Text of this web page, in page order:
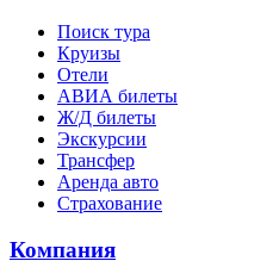
Поиск тура
Круизы
Отели
АВИА билеты
Ж/Д билеты
Экскурсии
Трансфер
Аренда авто
Страхование
Компания